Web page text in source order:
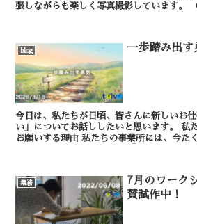
blog 一歩踏み出す
今日は、私たちが日頃、皆さんに新しいお
い」についてお話ししたいと思います。 私たちが「この仕事を」と
お願いする理由 私たちの事業所には、今たくさんのお仕事がありま
業務
7月のワーク
賛試作中！